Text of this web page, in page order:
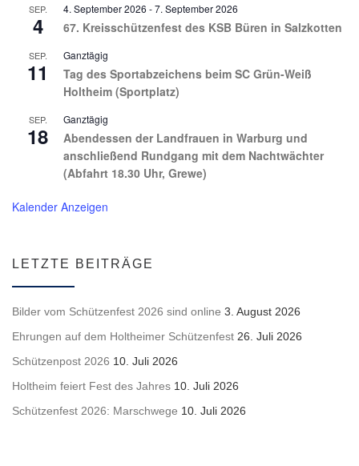
SEP.
4
4. September 2026 -7. September 2026
67. Kreisschützenfest des KSB Büren in Salzkotten
SEP.
11
Ganztägig
Tag des Sportabzeichens beim SC Grün-Weiß
Holtheim (Sportplatz)
SEP.
18
Ganztägig
Abendessen der Landfrauen in Warburg und
anschließend Rundgang mit dem Nachtwächter
(Abfahrt 18.30 Uhr, Grewe)
Kalender Anzeigen
LETZTE BEITRÄGE
Bilder vom Schützenfest 2026 sind online 3. August 2026
Ehrungen auf dem Holtheimer Schützenfest 26. Juli 2026
Schützenpost 2026 10. Juli 2026
Holtheim feiert Fest des Jahres 10. Juli 2026
Schützenfest 2026: Marschwege 10. Juli 2026